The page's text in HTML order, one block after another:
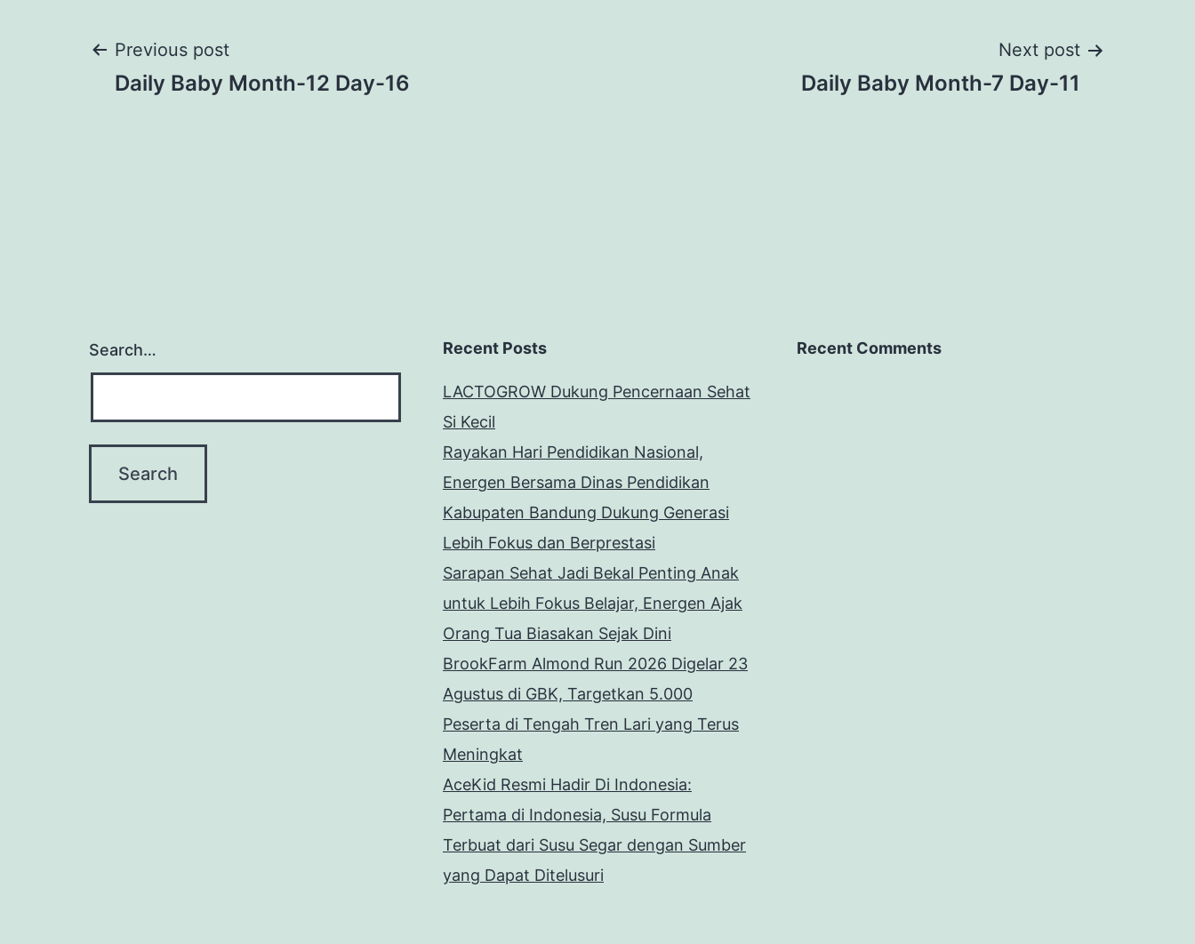
Post
Previous post
Daily Baby Month-12 Day-16
Next post
Daily Baby Month-7 Day-11
Search… Recent Posts
LACTOGROW Dukung Pencernaan Sehat
Si Kecil
Rayakan Hari Pendidikan Nasional,
Energen Bersama Dinas Pendidikan
Kabupaten Bandung Dukung Generasi
Lebih Fokus dan Berprestasi
Sarapan Sehat Jadi Bekal Penting Anak
untuk Lebih Fokus Belajar, Energen Ajak
Orang Tua Biasakan Sejak Dini
BrookFarm Almond Run 2026 Digelar 23
Agustus di GBK, Targetkan 5.000
Peserta di Tengah Tren Lari yang Terus
Meningkat
AceKid Resmi Hadir Di Indonesia:
Pertama di Indonesia, Susu Formula
Terbuat dari Susu Segar dengan Sumber
yang Dapat Ditelusuri
Recent Comments